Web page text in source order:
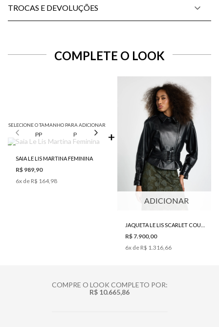
TROCAS E DEVOLUÇÕES
COMPLETE O LOOK
SELECIONE O TAMANHO PARA ADICIONAR
PP P M
SAIA LE LIS MARTINA FEMININA
R$ 989,90
6x de R$ 164,98
ADICIONAR
R$ 7.900,00
6x de R$ 1.316,66
COMPRE O LOOK COMPLETO POR:
R$ 10.665,86